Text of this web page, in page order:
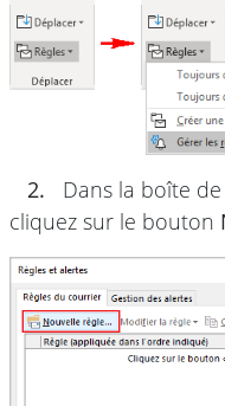
2. Dans la boîte
cliquez sur le bouton